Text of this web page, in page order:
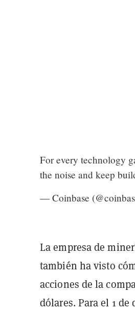
For every technology
the noise and keep
— Coinbase
La empresa de
también ha visto
acciones de la
dólares. Para el 1 de